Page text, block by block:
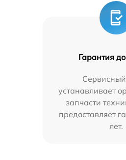
Гарантия
устанавливает
запчасти
предоставляет
лет.